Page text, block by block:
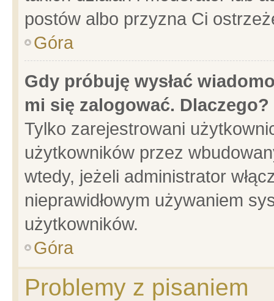
postów albo przyzna Ci
Góra
Gdy próbuję wysłać
mi się zalogować. Dlaczego?
Tylko zarejestrowani
użytkowników przez
wtedy, jeżeli administrator
nieprawidłowym używaniem
użytkowników.
Góra
Problemy z pisaniem